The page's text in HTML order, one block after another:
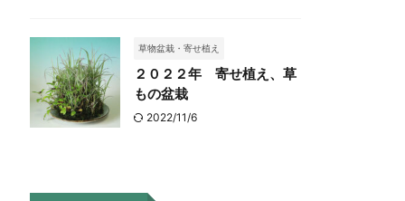
草物盆栽・寄せ植え
２０２２年 寄せ植え、草
もの盆栽
2022/11/6